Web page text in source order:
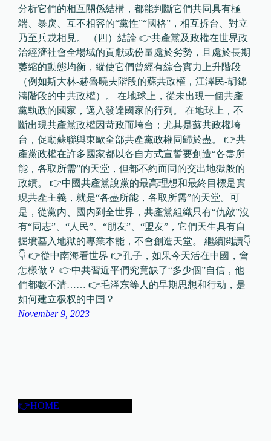
分析它們的相互關係結構，都能判斷它們共同具有極
端、暴戾、互不相容的“黨性”“國格”，相互拆台、對立
乃至兵戎相見。 （四）結論 👉共產黨及政權在世界政
治經濟社會全場域的貢獻或份量處於劣勢，且處於長期
萎縮的動態均衡，縱使它們曾經有綜合實力上升階段
（例如斯大林-赫魯曉夫階段的蘇共政權，江澤民-胡錦
濤階段的中共政權）。 在地球上，從未出現一個共產
黨執政的國家，邁入發達國家的行列。 在地球上，不
斷出現共產黨政權因苛政而垮台；尤其是蘇共政權垮
台，促動蘇聯與東歐全部共產黨政權同歸於盡。 👉共
產黨政權在許多國家都以各自方式宣誓要創造“各盡所
能，各取所需”的天堂，但都不約而同的交出地獄般的
政績。 👉中國共產黨說黨的最高理想和最終目標是實
現共產主義，就是“各盡所能，各取所需”的天堂。可
是，從黨内、國内到全世界，共產黨組織只有“仇敵”沒
有“同志”、“人民”、“朋友”、“盟友”，它們天生具有自
掘墳墓入地獄的專業本能，不會創造天堂。 繼續閲讀👇
👇 👉從中南海看世界 👉孔子，如果今天活在中國，會
怎樣做？ 👉中共習近平們究竟缺了“多少個”自信，他
們都數不清…… 👉毛泽东等人的早期思想和行动，是
如何建立极权的中国？
November 9, 2023
👉HOME